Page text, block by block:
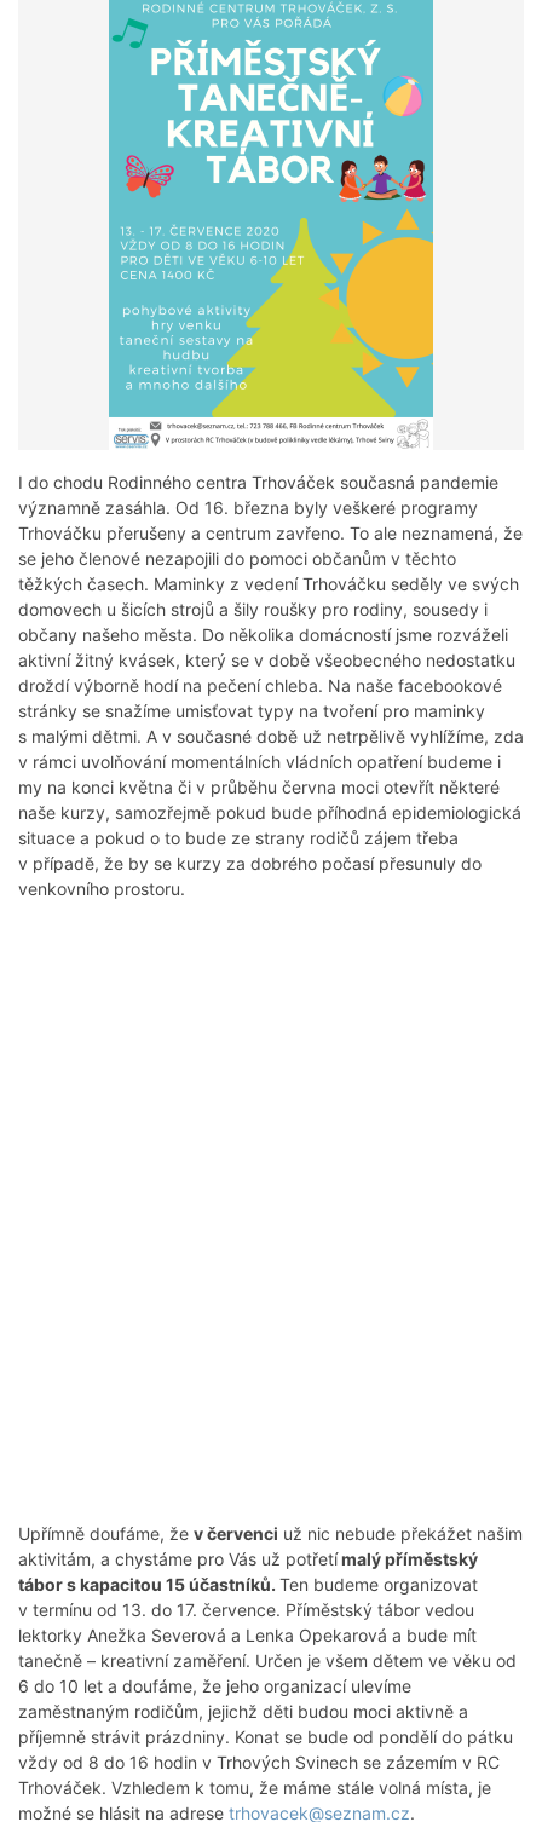
I do chodu Rodinného centra Trhováček současná pandemie
významně zasáhla. Od 16. března byly veškeré programy
Trhováčku přerušeny a centrum zavřeno. To ale neznamená, že
se jeho členové nezapojili do pomoci občanům v těchto
těžkých časech. Maminky z vedení Trhováčku seděly ve svých
domovech u šicích strojů a šily roušky pro rodiny, sousedy i
občany našeho města. Do několika domácností jsme rozváželi
aktivní žitný kvásek, který se v době všeobecného nedostatku
droždí výborně hodí na pečení chleba. Na naše facebookové
stránky se snažíme umisťovat typy na tvoření pro maminky
s malými dětmi. A v současné době už netrpělivě vyhlížíme, zda
v rámci uvolňování momentálních vládních opatření budeme i
my na konci května či v průběhu června moci otevřít některé
naše kurzy, samozřejmě pokud bude příhodná epidemiologická
situace a pokud o to bude ze strany rodičů zájem třeba
v případě, že by se kurzy za dobrého počasí přesunuly do
venkovního prostoru.
Upřímně doufáme, že v červenci už nic nebude překážet našim
aktivitám, a chystáme pro Vás už potřetímalý příměstský
tábor s kapacitou 15 účastníků. Ten budeme organizovat
v termínu od 13. do 17. července. Příměstský tábor vedou
lektorky Anežka Severová a Lenka Opekarová a bude mít
tanečně – kreativní zaměření. Určen je všem dětem ve věku od
6 do 10 let a doufáme, že jeho organizací ulevíme
zaměstnaným rodičům, jejichž děti budou moci aktivně a
příjemně strávit prázdniny. Konat se bude od pondělí do pátku
vždy od 8 do 16 hodin v Trhových Svinech se zázemím v RC
Trhováček. Vzhledem k tomu, že máme stále volná místa, je
možné se hlásit na adrese trhovacek@seznam.cz.